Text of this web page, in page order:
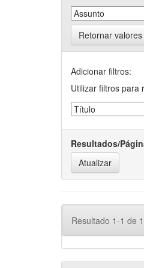
Retornar valores
Adicionar filtros:
Utilizar filtros para
Resultados/
Resultado 1-1 de